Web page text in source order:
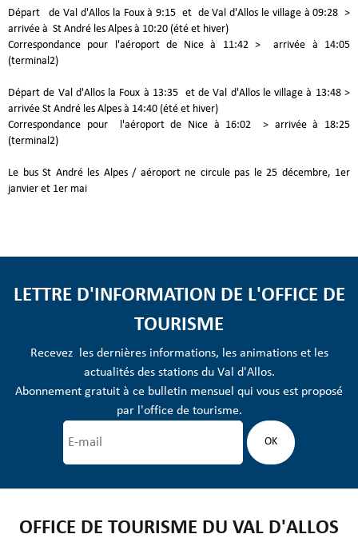
Départ de Val d'Allos la Foux à 9:15 et de Val d'Allos le village à 09:28 >
arrivée à St André les Alpes à 10:20 (été et hiver)
Correspondance pour l'aéroport de Nice à 11:42 > arrivée à 14:05
(terminal2)
Départ de Val d'Allos la Foux à 13:35 et de Val d'Allos le village à 13:48 >
arrivée St André les Alpes à 14:40 (été et hiver)
Correspondance pour l'aéroport de Nice à 16:02 > arrivée à 18:25
(terminal2)
Le bus St André les Alpes / aéroport ne circule pas le 25 décembre, 1er
janvier et 1er mai
LETTRE D'INFORMATION DE L'OFFICE DE
TOURISME
Recevez les dernières informations, les animations et les
actualités des stations du Val d'Allos.
Abonnement gratuit à ce bulletin mensuel qui vous est proposé
par l'office de tourisme.
OFFICE DE TOURISME DU VAL D'ALLOS